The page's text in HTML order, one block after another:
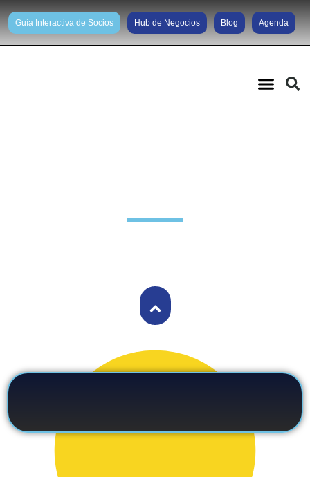
Guía Interactiva de Socios Hub de Negocios Blog Agenda